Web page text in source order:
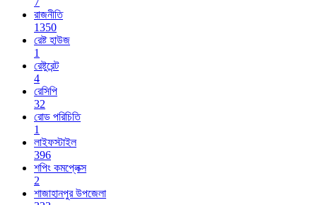
রাজনীতি
1350
রেষ্ট হাউজ
1
রেষ্টুরেন্ট
4
রেসিপি
32
রোড পরিচিতি
1
লাইফস্টাইল
396
শপিং কমপ্লেক্স
2
শাজাহানপুর উপজেলা